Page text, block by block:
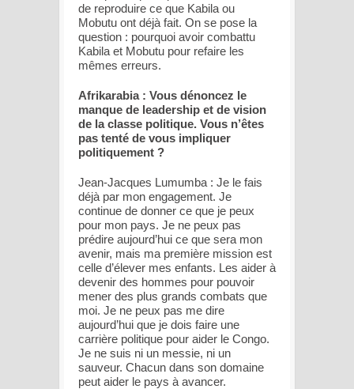
de reproduire ce que Kabila ou
Mobutu ont déjà fait. On se pose la
question : pourquoi avoir combattu
Kabila et Mobutu pour refaire les
mêmes erreurs.
Afrikarabia : Vous dénoncez le
manque de leadership et de vision
de la classe politique. Vous n’êtes
pas tenté de vous impliquer
politiquement ?
Jean-Jacques Lumumba : Je le fais
déjà par mon engagement. Je
continue de donner ce que je peux
pour mon pays. Je ne peux pas
prédire aujourd’hui ce que sera mon
avenir, mais ma première mission est
celle d’élever mes enfants. Les aider à
devenir des hommes pour pouvoir
mener des plus grands combats que
moi. Je ne peux pas me dire
aujourd’hui que je dois faire une
carrière politique pour aider le Congo.
Je ne suis ni un messie, ni un
sauveur. Chacun dans son domaine
peut aider le pays à avancer.